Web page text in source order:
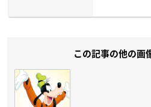
この記事の他の画